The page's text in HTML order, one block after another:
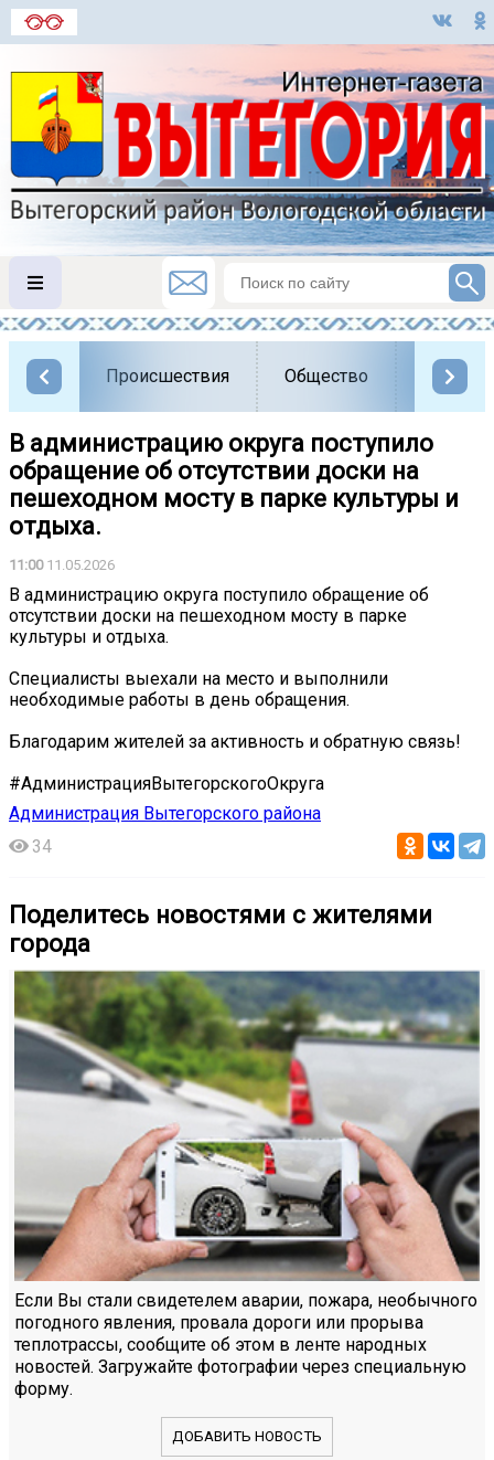
Происшествия Общество Власть
В администрацию округа поступило
обращение об отсутствии доски на
пешеходном мосту в парке культуры и
отдыха.
11:0011.05.2026
В администрацию округа поступило обращение об
отсутствии доски на пешеходном мосту в парке
культуры и отдыха.
Специалисты выехали на место и выполнили
необходимые работы в день обращения.
Благодарим жителей за активность и обратную связь!
#АдминистрацияВытегорскогоОкруга
Администрация Вытегорского района
34
Поделитесь новостями с жителями
города
Если Вы стали свидетелем аварии, пожара, необычного
погодного явления, провала дороги или прорыва
теплотрассы, сообщите об этом в ленте народных
новостей. Загружайте фотографии через специальную
форму.
ДОБАВИТЬ НОВОСТЬ